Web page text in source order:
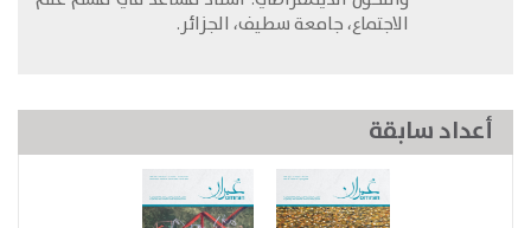
الاجتماع، جامعة سطيف، الجزائر.
أعداد سابقة